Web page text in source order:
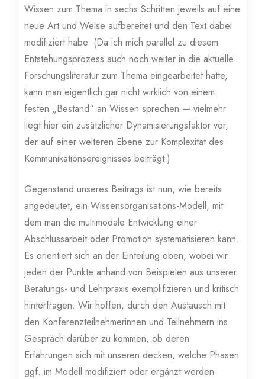
Wissen zum Thema in sechs Schritten jeweils auf eine
neue Art und Weise aufbereitet und den Text dabei
modifiziert habe. (Da ich mich parallel zu diesem
Entstehungsprozess auch noch weiter in die aktuelle
Forschungsliteratur zum Thema eingearbeitet hatte,
kann man eigentlich gar nicht wirklich von einem
festen „Bestand“ an Wissen sprechen — vielmehr
liegt hier ein zusätzlicher Dynamisierungsfaktor vor,
der auf einer weiteren Ebene zur Komplexität des
Kommunikationsereignisses beiträgt.)
Gegenstand unseres Beitrags ist nun, wie bereits
angedeutet, ein Wissensorganisations-Modell, mit
dem man die multimodale Entwicklung einer
Abschlussarbeit oder Promotion systematisieren kann.
Es orientiert sich an der Einteilung oben, wobei wir
jeden der Punkte anhand von Beispielen aus unserer
Beratungs- und Lehrpraxis exemplifizieren und kritisch
hinterfragen. Wir hoffen, durch den Austausch mit
den Konferenzteilnehmerinnen und Teilnehmern ins
Gespräch darüber zu kommen, ob deren
Erfahrungen sich mit unseren decken, welche Phasen
ggf. im Modell modifiziert oder ergänzt werden